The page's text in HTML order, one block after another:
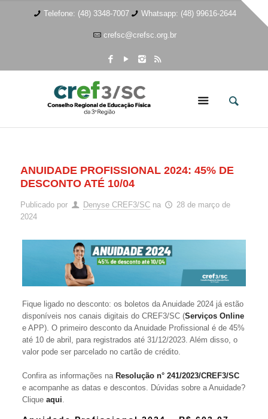
Telefone: (48) 3348-7007 Whatsapp: (48) 99616-2644
crefsc@crefsc.org.br
ANUIDADE PROFISSIONAL 2024: 45% DE
DESCONTO ATÉ 10/04
Publicado por Denyse CREF3/SC na
28 de março de
2024
Fique ligado no desconto: os boletos da Anuidade 2024 já estão
disponíveis nos canais digitais do CREF3/SC (Serviços Online
e APP). O primeiro desconto da Anuidade Profissional é de 45%
até 10 de abril, para registrados até 31/12/2023. Além disso, o
valor pode ser parcelado no cartão de crédito.
Confira as informações naResolução n° 241/2023/CREF3/SC
e acompanhe as datas e descontos. Dúvidas sobre a Anuidade?
Cliqueaqui